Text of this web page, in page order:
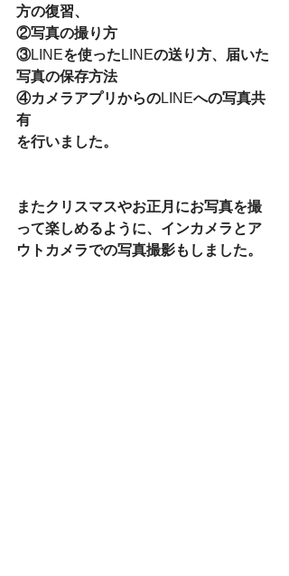
方の復習、
②写真の撮り方
③LINEを使った LINEの送り方、届いた
写真の保存方法
④カメラアプリからのLINEへの写真共
有
を行いました。
またクリスマスやお正月にお写真を撮
って楽しめるように、インカメラとア
ウトカメラでの写真撮影もしました。